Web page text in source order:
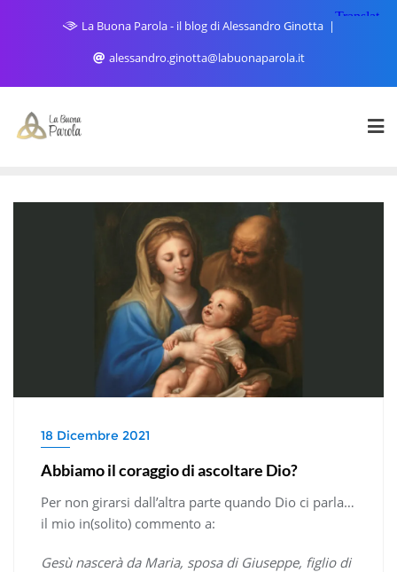
La Buona Parola - il blog di Alessandro Ginotta
alessandro.ginotta@labuonaparola.it
18 Dicembre 2021
Abbiamo il coraggio di ascoltare Dio?
Per non girarsi dall’altra parte quando Dio ci parla…
il mio in(solito) commento a:
Gesù nascerà da Maria, sposa di Giuseppe, figlio di